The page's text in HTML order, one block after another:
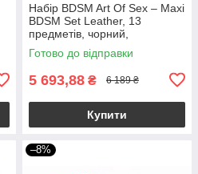
Набір BDSM Art Of Sex – Maxi
BDSM Set Leather, 13
предметів, чорний,
натуральна шкіра
Готово до відправки
5 693,88 ₴ 6 189 ₴
Купити
–8%